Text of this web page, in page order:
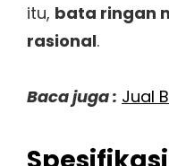
itu, bata ringan
rasional.
Baca juga : Jual